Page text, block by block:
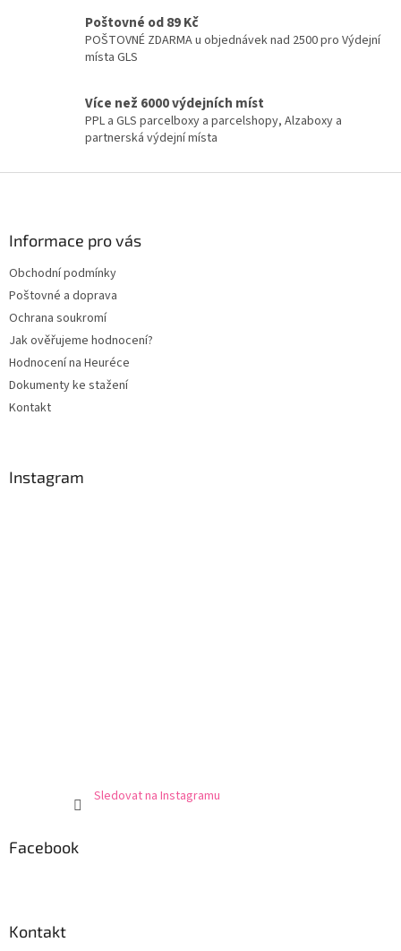
Poštovné od 89 Kč
POŠTOVNÉ ZDARMA u objednávek nad 2500 pro Výdejní
místa GLS
Více než 6000 výdejních míst
PPL a GLS parcelboxy a parcelshopy, Alzaboxy a
partnerská výdejní místa
Informace pro vás
Obchodní podmínky
Poštovné a doprava
Ochrana soukromí
Jak ověřujeme hodnocení?
Hodnocení na Heuréce
Dokumenty ke stažení
Kontakt
Instagram
Sledovat na Instagramu
Facebook
Kontakt